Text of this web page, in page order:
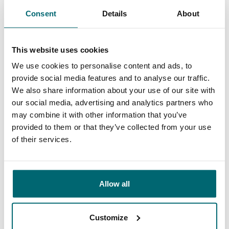
Consent Details About
This website uses cookies
We use cookies to personalise content and ads, to
provide social media features and to analyse our traffic.
We also share information about your use of our site with
our social media, advertising and analytics partners who
may combine it with other information that you’ve
provided to them or that they’ve collected from your use
of their services.
Allow all
Customize
wunderschönen Landschaften und Fischen im
9,4
Unser Angebot
9,3
Betreuung